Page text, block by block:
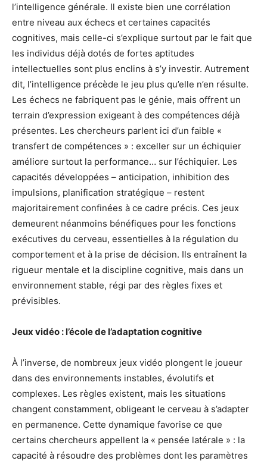
l’intelligence générale. Il existe bien une corrélation
entre niveau aux échecs et certaines capacités
cognitives, mais celle-ci s’explique surtout par le fait que
les individus déjà dotés de fortes aptitudes
intellectuelles sont plus enclins à s’y investir. Autrement
dit, l’intelligence précède le jeu plus qu’elle n’en résulte.
Les échecs ne fabriquent pas le génie, mais offrent un
terrain d’expression exigeant à des compétences déjà
présentes. Les chercheurs parlent ici d’un faible «
transfert de compétences » : exceller sur un échiquier
améliore surtout la performance… sur l’échiquier. Les
capacités développées – anticipation, inhibition des
impulsions, planification stratégique – restent
majoritairement confinées à ce cadre précis. Ces jeux
demeurent néanmoins bénéfiques pour les fonctions
exécutives du cerveau, essentielles à la régulation du
comportement et à la prise de décision. Ils entraînent la
rigueur mentale et la discipline cognitive, mais dans un
environnement stable, régi par des règles fixes et
prévisibles.
Jeux vidéo : l’école de l’adaptation cognitive
À l’inverse, de nombreux jeux vidéo plongent le joueur
dans des environnements instables, évolutifs et
complexes. Les règles existent, mais les situations
changent constamment, obligeant le cerveau à s’adapter
en permanence. Cette dynamique favorise ce que
certains chercheurs appellent la « pensée latérale » : la
capacité à résoudre des problèmes dont les paramètres